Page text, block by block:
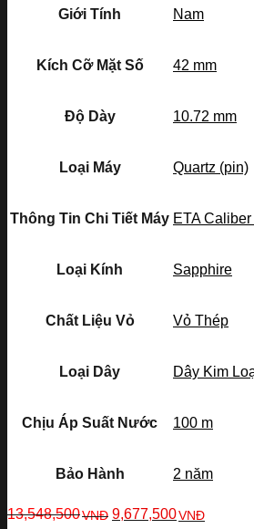
Giới Tính Nam
Kích Cỡ Mặt Số 42 mm
Độ Dày 10.72 mm
Loại Máy Quartz (pin)
Thông Tin Chi Tiết Máy ETA
Loại Kính Sapphire
Chất Liệu Vỏ Vỏ Thép
Loại Dây Dây Kim
Chịu Áp Suất Nước 100 m
Bảo Hành 2 năm
13,548,500VNĐ 9,677,500VNĐ